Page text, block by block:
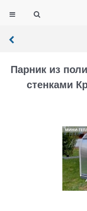
Парник из
стенками